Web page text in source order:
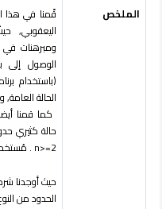
قًمنا في هذا
الوصول
الحالة العامة,
n>=2 . مُستخدمين أسلوباً مختلفاً عن ذلك الذي ورد في [4] .
حيث أوجدنا
الحدود من
الملخص